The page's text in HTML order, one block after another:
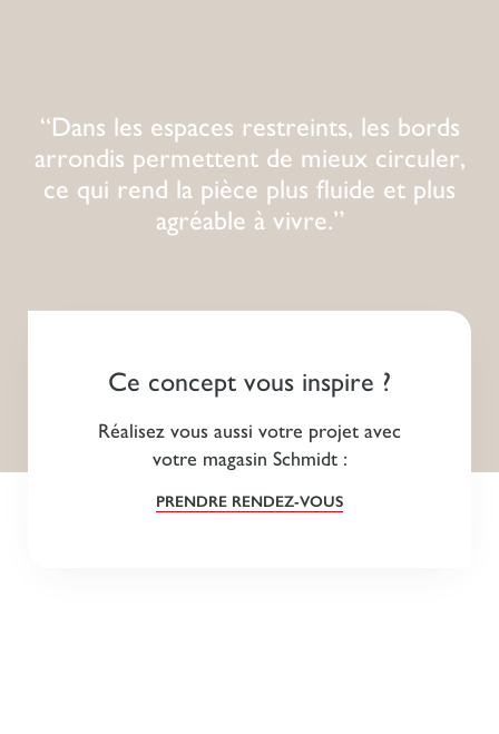
“Dans les espaces restreints, les bords
arrondis permettent de mieux circuler,
ce qui rend la pièce plus fluide et plus
agréable à vivre.”
Ce concept vous inspire ?
Réalisez vous aussi votre projet avec
votre magasin Schmidt :
PRENDRE RENDEZ-VOUS